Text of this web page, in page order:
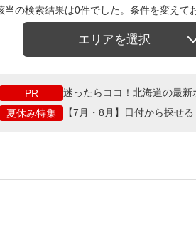
当の検索結果は0件でした。条件を変えて
エリアを選択
PR
迷ったらココ！北海道の最
夏休み特集
【7月・8月】日付から探せ